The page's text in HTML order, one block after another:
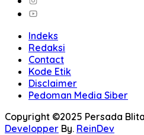
Indeks
Redaksi
Contact
Kode Etik
Disclaimer
Pedoman Media Siber
Copyright ©2025 Persada
Developper By. ReinDev